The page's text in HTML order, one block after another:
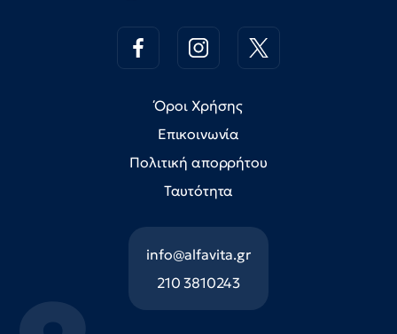
Όροι Χρήσης
Επικοινωνία
Πολιτική απορρήτου
Ταυτότητα
info@alfavita.gr
210 3810243